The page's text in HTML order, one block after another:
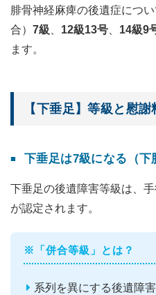
腓骨神経麻痺の後遺症につ
合） 7級 12級13号 14級9
ます。
【下垂足】等級と慰謝
下垂足は7級になる（下
下垂足の後遺障害等級は、
が認定されます。
※「併合等級」とは？
系列を異にする後遺障